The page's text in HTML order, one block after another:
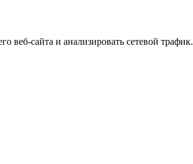
веб-сайта и анализировать сетевой трафик.